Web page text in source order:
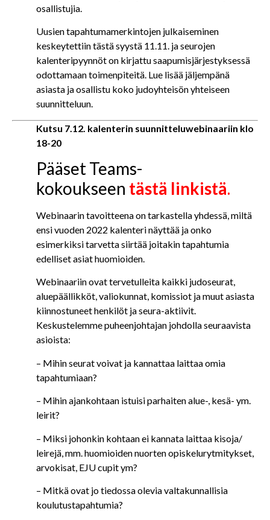
osallistujia.
Uusien tapahtumamerkintojen julkaiseminen
keskeytettiin tästä syystä 11.11. ja seurojen
kalenteripyynnöt on kirjattu saapumisjärjestyksessä
odottamaan toimenpiteitä. Lue lisää jäljempänä
asiasta ja osallistu koko judoyhteisön yhteiseen
suunnitteluun.
Kutsu 7.12. kalenterin suunnitteluwebinaariin klo
18-20
Pääset Teams-
kokoukseen tästä linkistä.
Webinaarin tavoitteena on tarkastella yhdessä, miltä
ensi vuoden 2022 kalenteri näyttää ja onko
esimerkiksi tarvetta siirtää joitakin tapahtumia
edelliset asiat huomioiden.
Webinaariin ovat tervetulleita kaikki judoseurat,
aluepäällikköt, valiokunnat, komissiot ja muut asiasta
kiinnostuneet henkilöt ja seura-aktiivit.
Keskustelemme puheenjohtajan johdolla seuraavista
asioista:
– Mihin seurat voivat ja kannattaa laittaa omia
tapahtumiaan?
– Mihin ajankohtaan istuisi parhaiten alue-, kesä- ym.
leirit?
– Miksi johonkin kohtaan ei kannata laittaa kisoja/
leirejä, mm. huomioiden nuorten opiskelurytmitykset,
arvokisat, EJU cupit ym?
– Mitkä ovat jo tiedossa olevia valtakunnallisia
koulutustapahtumia?